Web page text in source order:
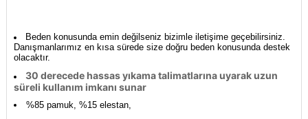
Beden konusunda emin değilseniz bizimle iletişime geçebilirsiniz.
Danışmanlarımız en kısa sürede size doğru beden konusunda destek
olacaktır.
30 derecede hassas yıkama talimatlarına uyarak uzun
süreli kullanım imkanı sunar
%85 pamuk, %15 elestan,